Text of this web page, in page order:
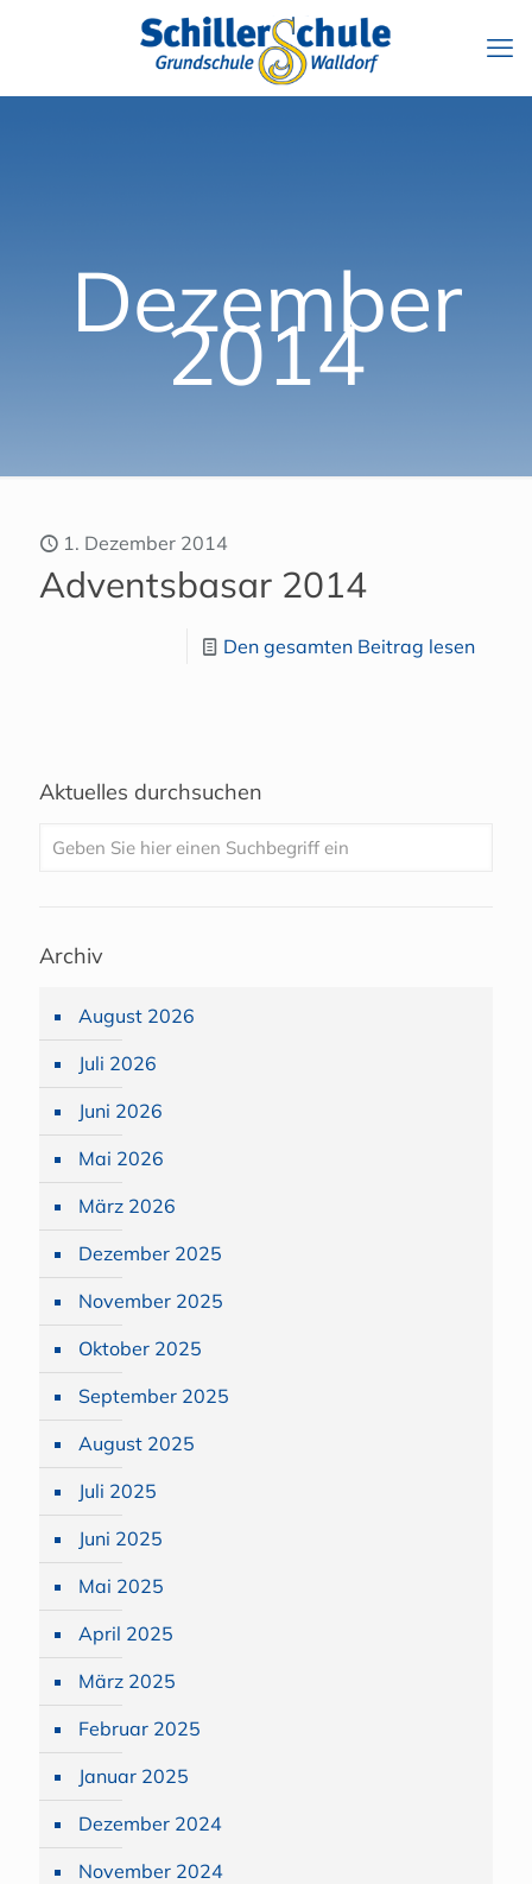
Dezember
2014
1. Dezember 2014
Adventsbasar 2014
Den gesamten Beitrag lesen
Aktuelles durchsuchen
Archiv
August 2026
Juli 2026
Juni 2026
Mai 2026
März 2026
Dezember 2025
November 2025
Oktober 2025
September 2025
August 2025
Juli 2025
Juni 2025
Mai 2025
April 2025
März 2025
Februar 2025
Januar 2025
Dezember 2024
November 2024